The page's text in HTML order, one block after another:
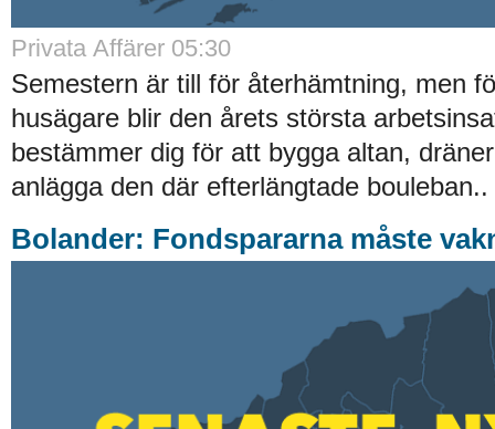
Privata Affärer 05:30
Semestern är till för återhämtning, men
husägare blir den årets största
bestämmer dig för att bygga altan,
anlägga den där efterlängtade bouleban..
Bolander: Fondspararna måste